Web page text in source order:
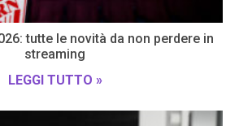
tutte le novità da non perdere in
streaming
LEGGI TUTTO »